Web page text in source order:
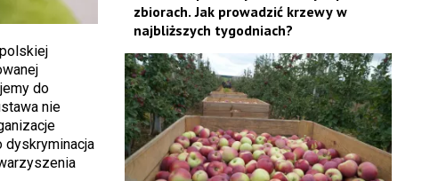
do
nie
dyskryminacja
zbiorach. Jak prowadzić krzewy w
najbliższych tygodniach?